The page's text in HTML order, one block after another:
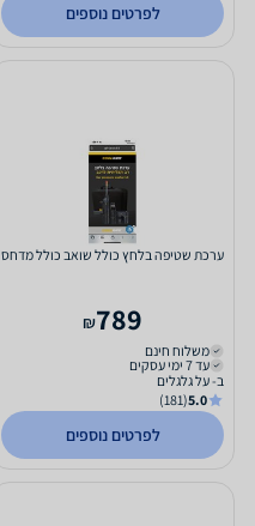
לפרטים נוספים
ערכת שטיפה בלחץ כולל שואב כולל מדחס
789
₪
משלוח חינם
עד 7 ימי עסקים
ב- על גלגלים
5.0
(181)
לפרטים נוספים